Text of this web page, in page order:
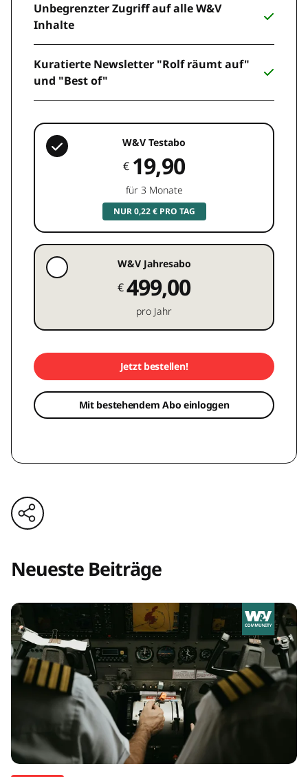
Unbegrenzter Zugriff auf alle W&V
Inhalte
Kuratierte Newsletter "Rolf räumt auf"
und "Best of"
W&V Testabo
€ 19,90
für 3 Monate
NUR 0,22 € PRO TAG
W&V Jahresabo
€499,00
pro Jahr
Jetzt bestellen!
Mit bestehendem Abo einloggen
Neueste Beiträge